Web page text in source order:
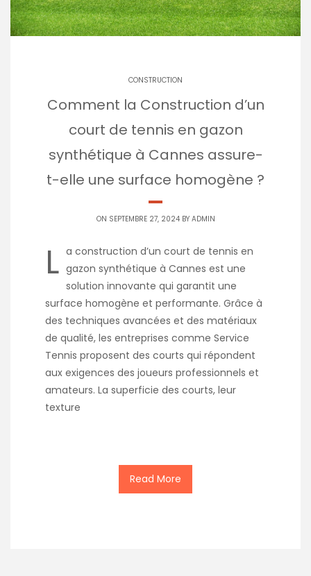
CONSTRUCTION
Comment la Construction d’un
court de tennis en gazon
synthétique à Cannes assure-
t-elle une surface homogène ?
ON SEPTEMBRE 27, 2024 BY ADMIN
L a construction d’un court de tennis en
gazon synthétique à Cannes est une
solution innovante qui garantit une
surface homogène et performante. Grâce à
des techniques avancées et des matériaux
de qualité, les entreprises comme Service
Tennis proposent des courts qui répondent
aux exigences des joueurs professionnels et
amateurs. La superficie des courts, leur
texture
Read More